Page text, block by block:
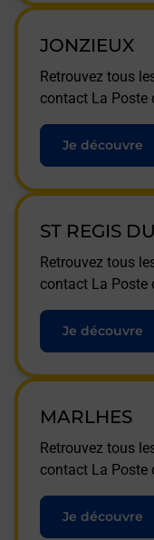
JONZIEUX
Retrouvez tous
contact La Poste
Je découvre
ST REGIS
Retrouvez tous
contact La Poste
Je découvre
MARLHES
Retrouvez tous
contact La Poste
Je découvre